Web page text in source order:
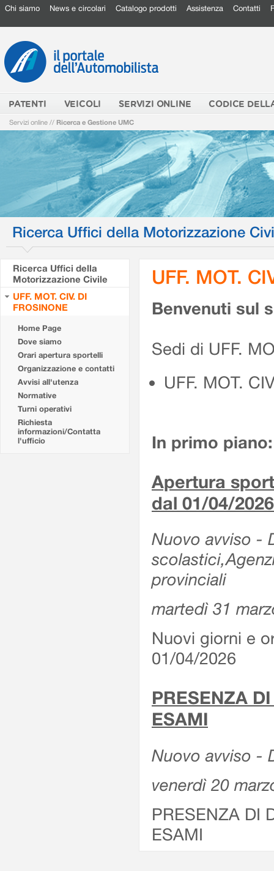
Chi siamo News e circolari Catalogo prodotti Assistenza Contatti
PATENTI VEICOLI SERVIZI ONLINE CODICE
Servizi online // Ricerca e Gestione UMC
Ricerca Uffici della Motorizzazione
Ricerca Uffici della
Motorizzazione Civile
UFF. MOT. CIV. DI
FROSINONE
Home Page
Dove siamo
Orari apertura sportelli
Organizzazione e contatti
Avvisi all'utenza
Normative
Turni operativi
Richiesta
informazioni/Contatta
l'ufficio
UFF. MOT.
Benvenuti sul
Sedi di UFF.
UFF. MOT.
In primo piano:
Apertura
dal 01/04/2026
Nuovo avviso -
provinciali
martedì 31
Nuovi giorni e
01/04/2026
PRESENZA
ESAMI
Nuovo avviso -
venerdì 20
PRESENZA DI
ESAMI